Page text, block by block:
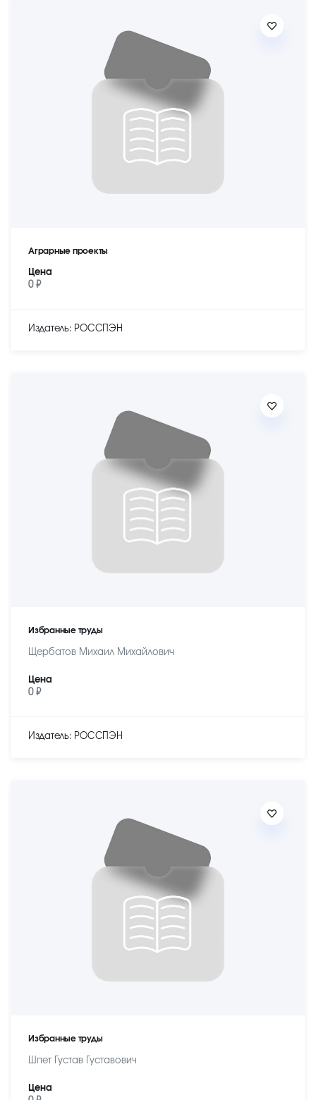
Аграрные проекты
Цена
0 ₽
Издатель: РОССПЭН
Избранные труды
Щербатов Михаил Михайлович
Цена
0 ₽
Издатель: РОССПЭН
Избранные труды
Шпет Густав Густавович
Цена